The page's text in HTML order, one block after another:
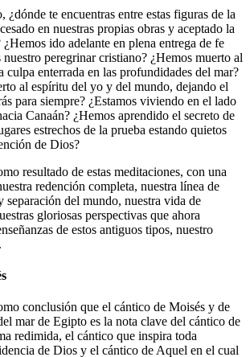
¿dónde te encuentras entre estas figuras de la
en nuestras propias obras y aceptado la
ido adelante en plena entrega de fe
peregrinar cristiano? ¿Hemos muerto al
culpa enterrada en las profundidades del mar?
al espíritu del yo y del mundo, dejando el
para siempre? ¿Estamos viviendo en el lado
Canaán? ¿Hemos aprendido el secreto de
estrechos de la prueba estando quietos
de Dios?
resultado de estas meditaciones, con una
redención completa, nuestra línea de
separación del mundo, nuestra vida de
gloriosas perspectivas que ahora
de estos antiguos tipos, nuestro
conclusión que el cántico de Moisés y de
mar de Egipto es la nota clave del cántico de
redimida, el cántico que inspira toda
de Dios y el cántico de Aquel en el cual